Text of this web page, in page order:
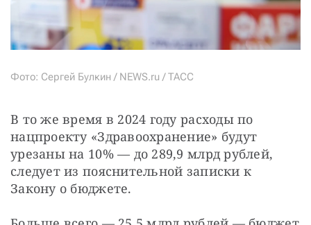
Фото: Сергей Булкин / NEWS.ru / TACC
В то же время в 2024 году расходы по
нацпроекту «Здравоохранение» будут
урезаны на 10% — до 289,9 млрд рублей,
следует из пояснительной записки к
Закону о бюджете.